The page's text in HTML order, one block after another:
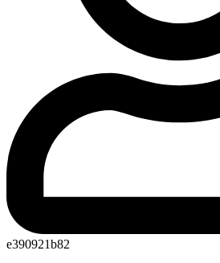
e390921b82